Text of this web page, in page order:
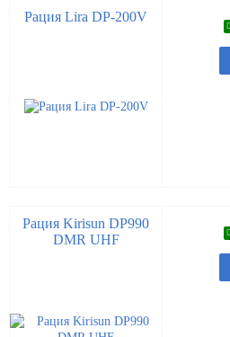
Рация Lira DP-200V
Рация Kirisun DP990
DMR UHF